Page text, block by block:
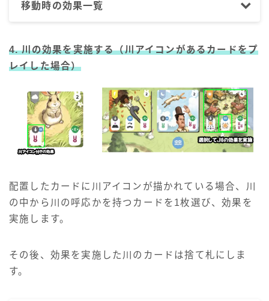
移動時の効果一覧
4. 川の効果を実施する（川アイコンがあるカードをプ
レイした場合）
配置したカードに川アイコンが描かれている場合、川
の中から川の呼応かを持つカードを1枚選び、効果を
実施します。
その後、効果を実施した川のカードは捨て札にしま
す。